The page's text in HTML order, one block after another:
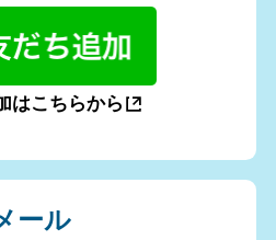
はこちらから
ール